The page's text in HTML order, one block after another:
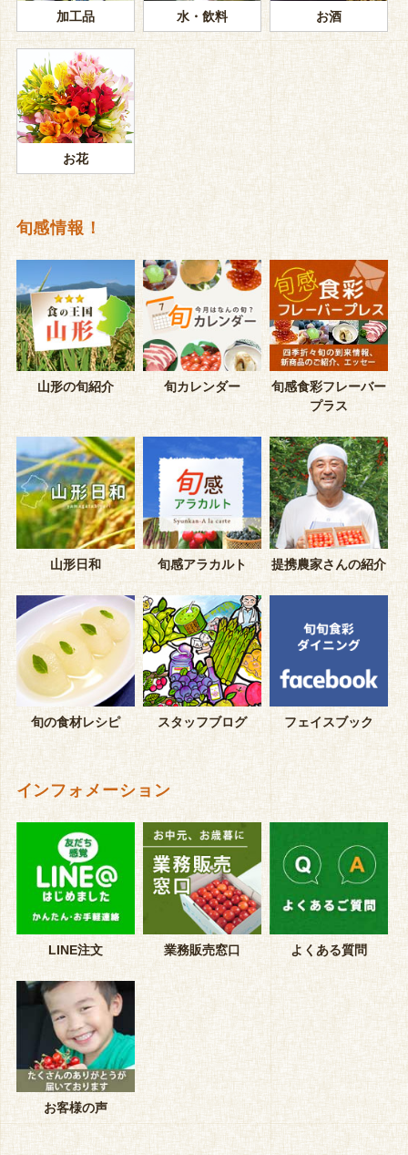
加工品 水・飲料 お酒
お花
旬感情報！
山形の旬紹介 旬カレンダー
旬感食彩フレーバー
プラス
山形日和 旬感アラカルト 提携農家さんの紹介
旬の食材レシピ スタッフブログ フェイスブック
インフォメーション
LINE注文 業務販売窓口 よくある質問
お客様の声